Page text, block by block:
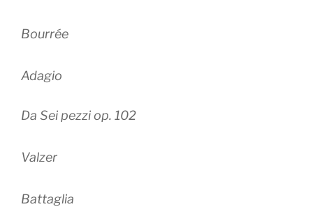
Bourrée
Adagio
Da Sei pezzi op. 102
Valzer
Battaglia